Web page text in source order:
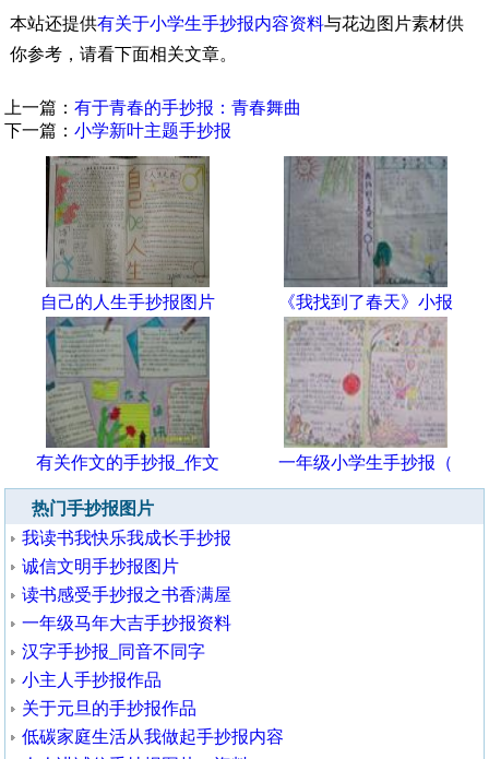
本站还提供有关于小学生手抄报内容资料与花边图片素材供
你参考，请看下面相关文章。
上一篇：有于青春的手抄报：青春舞曲
下一篇：小学新叶主题手抄报
自己的人生手抄报图片 《我找到了春天》小报
有关作文的手抄报_作文 一年级小学生手抄报（
热门手抄报图片
我读书我快乐我成长手抄报
诚信文明手抄报图片
读书感受手抄报之书香满屋
一年级马年大吉手抄报资料
汉字手抄报_同音不同字
小主人手抄报作品
关于元旦的手抄报作品
低碳家庭生活从我做起手抄报内容